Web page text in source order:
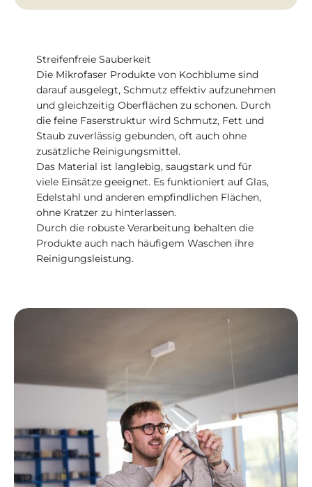
Streifenfreie Sauberkeit
Die Mikrofaser Produkte von Kochblume sind
darauf ausgelegt, Schmutz effektiv aufzunehmen
und gleichzeitig Oberflächen zu schonen. Durch
die feine Faserstruktur wird Schmutz, Fett und
Staub zuverlässig gebunden, oft auch ohne
zusätzliche Reinigungsmittel.
Das Material ist langlebig, saugstark und für
viele Einsätze geeignet. Es funktioniert auf Glas,
Edelstahl und anderen empfindlichen Flächen,
ohne Kratzer zu hinterlassen.
Durch die robuste Verarbeitung behalten die
Produkte auch nach häufigem Waschen ihre
Reinigungsleistung.